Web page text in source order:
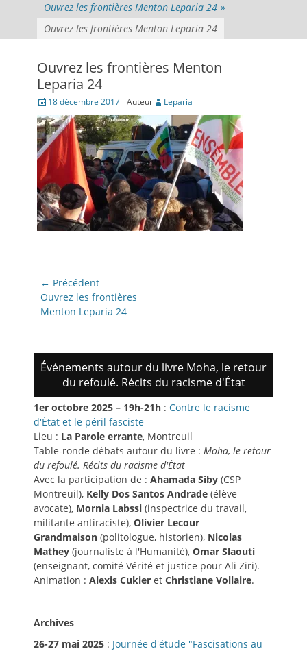
Ouvrez les frontières Menton Leparia 24 »
Ouvrez les frontières Menton Leparia 24
Ouvrez les frontières Menton
Leparia 24
Posté
le
18 décembre 2017 Auteur Leparia
Navigation
de
l’article
← Précédent
Article
précédent:
Ouvrez les frontières
Menton Leparia 24
Événements autour du livre Moha, le retour
du refoulé. Récits du racisme d'État
1er octobre 2025 – 19h-21h : Contre le racisme
d'État et le péril fasciste
Lieu : La Parole errante, Montreuil
Table-ronde débats autour du livre : Moha, le retour
du refoulé. Récits du racisme d'État
Avec la participation de : Ahamada Siby (CSP
Montreuil), Kelly Dos Santos Andrade (élève
avocate), Mornia Labssi (inspectrice du travail,
militante antiraciste), Olivier Lecour
Grandmaison (politologue, historien), Nicolas
Mathey (journaliste à l'Humanité), Omar Slaouti
(enseignant, comité Vérité et justice pour Ali Ziri).
Animation : Alexis Cukier et Christiane Vollaire.
Archives
26-27 mai 2025 : Journée d'étude "Fascisations au